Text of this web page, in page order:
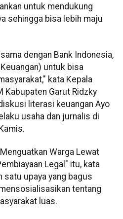
untuk mendukung
sehingga bisa lebih maju
dengan Bank Indonesia,
untuk bisa
kata Kepala
Kabupaten Garut Ridzky
literasi keuangan Ayo
usaha dan jurnalis di
Warga Lewat
Legal" itu, kata
satu upaya yang bagus
tentang
luas.